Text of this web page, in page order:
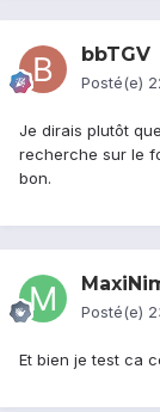
bbTGV
Posté(e)
Je dirais plutôt
recherche sur le
bon.
Posté(e)
Et bien je test ca